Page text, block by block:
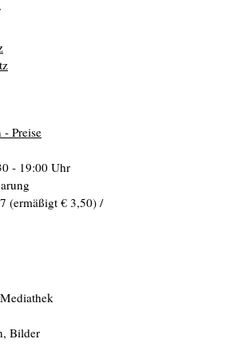
Preise
- 19:00 Uhr
(ermäßigt € 3,50) /
Bilder